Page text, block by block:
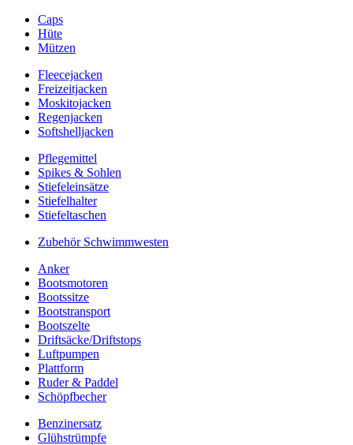
Caps
Hüte
Mützen
Fleecejacken
Freizeitjacken
Moskitojacken
Regenjacken
Softshelljacken
Pflegemittel
Spikes & Sohlen
Stiefeleinsätze
Stiefelhalter
Stiefeltaschen
Zubehör Schwimmwesten
Anker
Bootsmotoren
Bootssitze
Bootstransport
Bootszelte
Driftsäcke/Driftstops
Luftpumpen
Plattform
Ruder & Paddel
Schöpfbecher
Benzinersatz
Glühstrümpfe